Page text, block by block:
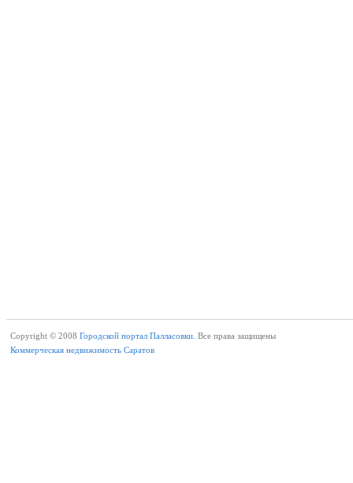
Copyright © 2008 Городской портал Палласовки. Все права защищены
Коммерческая недвижимость Саратов